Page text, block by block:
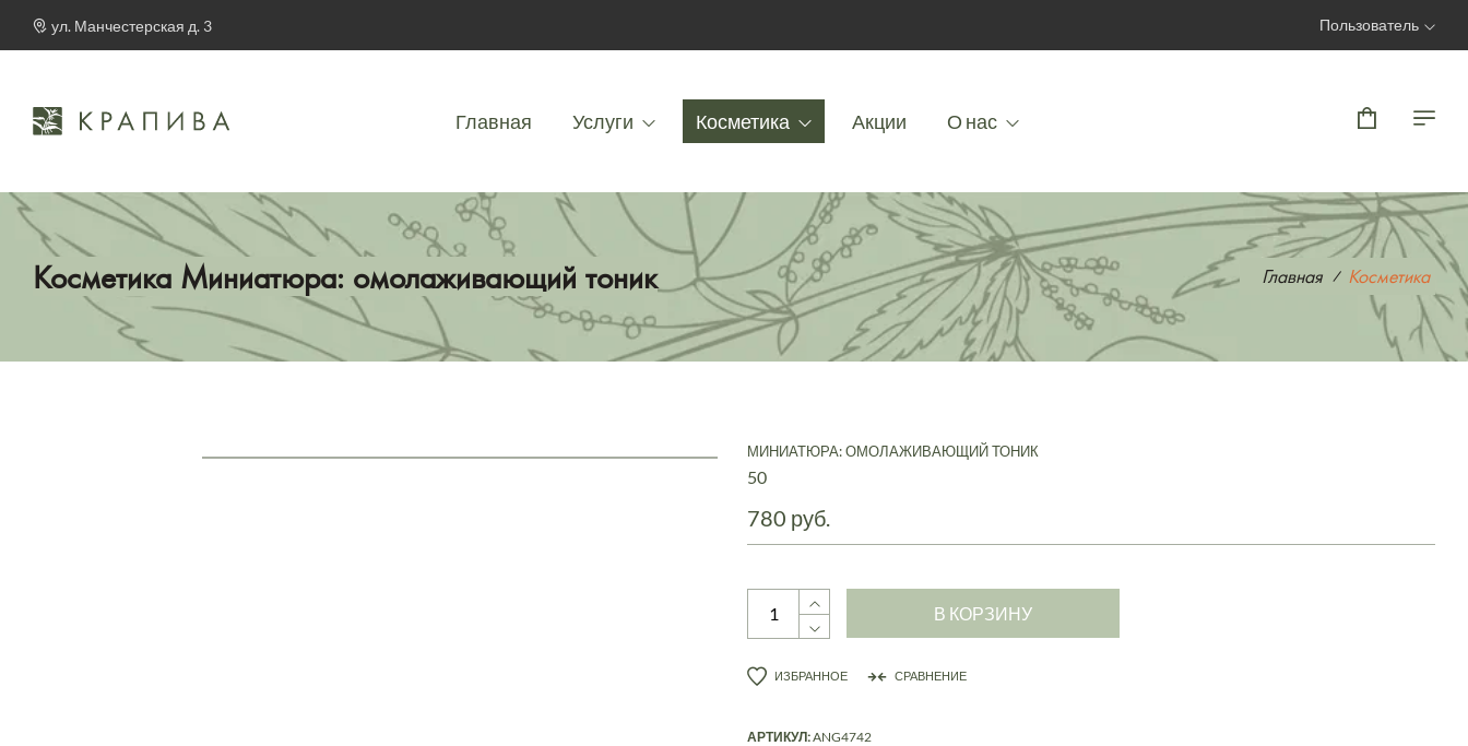
ул. Манчестерская д. 3 Пользователь
Главная Услуги Косметика Акции О нас
Косметика Миниатюра: омолаживающий тоник Главная Косметика
МИНИАТЮРА: ОМОЛАЖИВАЮЩИЙ ТОНИК
50
780 руб.
В КОРЗИНУ
ИЗБРАННОЕ СРАВНЕНИЕ
АРТИКУЛ:ANG4742